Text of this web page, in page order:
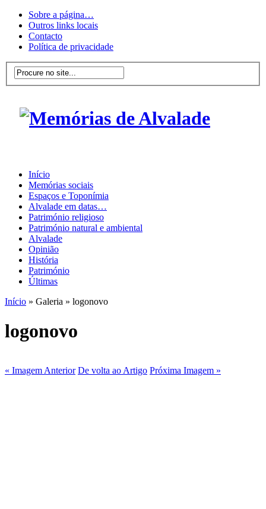
Sobre a página…
Outros links locais
Contacto
Política de privacidade
Início
Memórias sociais
Espaços e Toponímia
Alvalade em datas…
Património religioso
Património natural e ambiental
Alvalade
Opinião
História
Património
Últimas
Início » Galeria » logonovo
logonovo
« Imagem Anterior De volta ao Artigo Próxima Imagem »